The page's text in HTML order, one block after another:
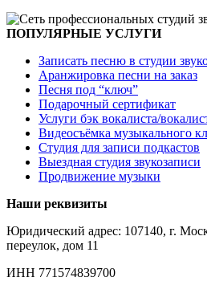
ПОПУЛЯРНЫЕ УСЛУГИ
Записать песню в студии
Аранжировка песни на заказ
Песня под “ключ”
Подарочный сертификат
Услуги бэк вокалиста/
Видеосъёмка музыкального
Студия для записи подкастов
Выездная студия звукозаписи
Продвижение музыки
Наши реквизиты
Юридический адрес: 107140, г.
переулок, дом 11
ИНН 771574839700